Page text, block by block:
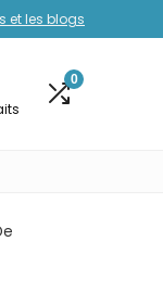
et les blogs
0